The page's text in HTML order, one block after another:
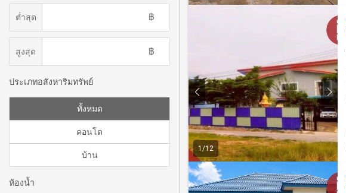
1 /12
ต่ำสุด
สูงสุด
ประเภทอสังหาริมทรัพย์
ทั้งหมด
คอนโด
บ้าน
ห้องน้ำ